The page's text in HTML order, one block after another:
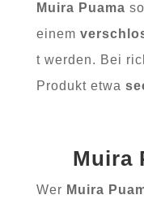
Muira Puama
einem
t werden. Bei
Produkt etwa
Muira
Wer Muira